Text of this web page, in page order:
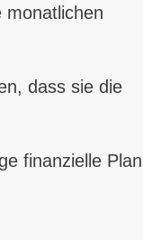
monatlichen
dass sie die
finanzielle